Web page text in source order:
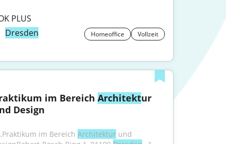
PLUS
Dresden
Homeoffice Vollzeit
im Bereich Architektur
Design
im Bereich Architektur und